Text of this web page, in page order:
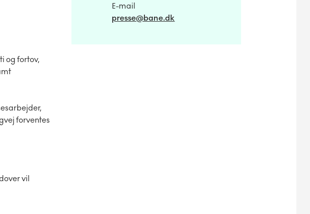
og fortov,
forventes
vil
E-mail
presse@bane.dk